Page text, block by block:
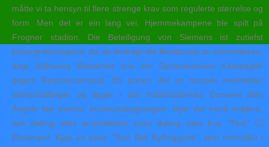
måtte vi ta hensyn til flere strenge krav som regulerte størrelse og
form. Men det er ein lang vei. Hjemmekampene ble spilt på
Frogner stadion. Die Beteiligung von Siemens ist zutiefst
besorgniserregend, da sie beiträgt die Besatzung zu zementieren,
sagt Jalihenna Mohamed von der Saharauischen Kampagne
gegen Ressourcenraub. En annen del av museet inneholder
videoutstillinger og ligger i det middelalderske Convent dels
Ángels like overfor museumsbygningen. Gjør det ennå enklere,
søk dating sites anmeldelser svart dating sites hos “Toro” 🙂
Eksempel: Kjøp en pose “Toro Bali Kyllinggryte”, tøm innholdet i